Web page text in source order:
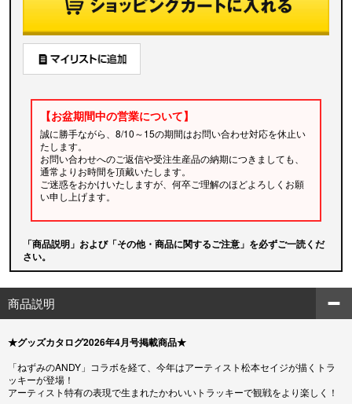
【お盆期間中の営業について】
誠に勝手ながら、8/10～15の期間はお問い合わせ対応を休止い
たします。
お問い合わせへのご返信や受注生産品の納期につきましても、
通常よりお時間を頂戴いたします。
ご迷惑をおかけいたしますが、何卒ご理解のほどよろしくお願
い申し上げます。
「商品説明」および「その他・商品に関するご注意」を必ずご一読くだ
さい。
商品説明
★グッズカタログ2026年4月号掲載商品★
「ねずみのANDY」コラボを経て、今年はアーティスト松本セイジが描くトラ
ッキーが登場！
アーティスト特有の表現で生まれたかわいいトラッキーで観戦をより楽しく！